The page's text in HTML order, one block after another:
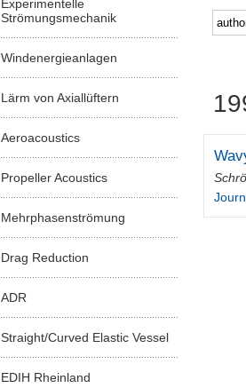
Experimentelle
Strömungsmechanik
Windenergieanlagen
Lärm von Axiallüftern
Aeroacoustics
Propeller Acoustics
Mehrphasenströmung
Drag Reduction
ADR
Straight/Curved Elastic Vessel
EDIH Rheinland